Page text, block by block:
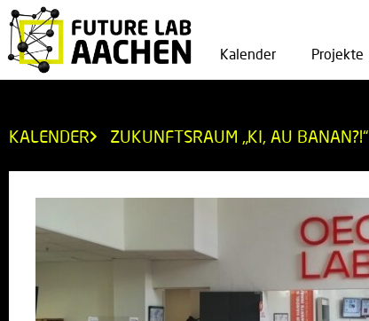
Kalender Projekte
KALENDER ZUKUNFTSRAUM „KI, AU BANAN?!“